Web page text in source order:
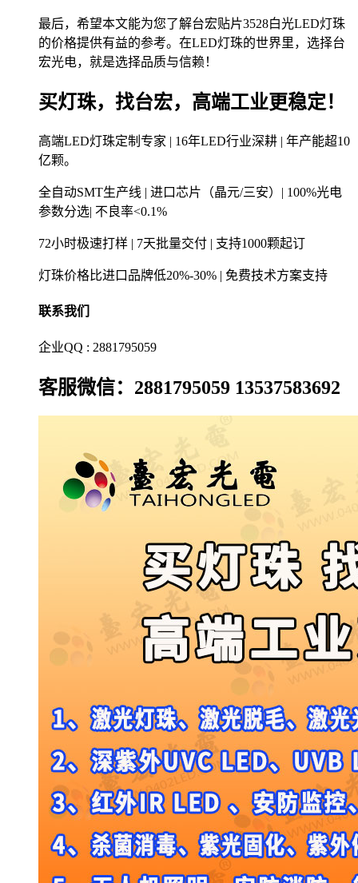
最后，希望本文能为您了解台宏贴片3528白光LED灯珠
的价格提供有益的参考。在LED灯珠的世界里，选择台
宏光电，就是选择品质与信赖！
买灯珠，找台宏，高端工业更稳定！
高端LED灯珠定制专家 | 16年LED行业深耕 | 年产能超10
亿颗。
全自动SMT生产线 | 进口芯片（晶元/三安）| 100%光电
参数分选| 不良率<0.1%
72小时极速打样 | 7天批量交付 | 支持1000颗起订
灯珠价格比进口品牌低20%-30% | 免费技术方案支持
联系我们
企业QQ : 2881795059
客服微信：2881795059 13537583692